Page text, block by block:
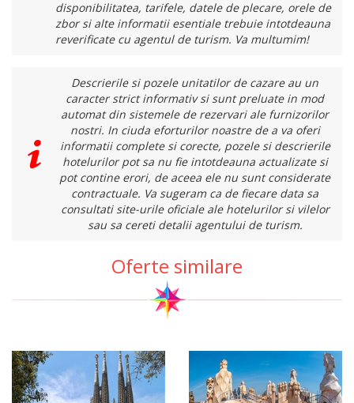
disponibilitatea, tarifele, datele de plecare, orele de
zbor si alte informatii esentiale trebuie intotdeauna
reverificate cu agentul de turism. Va multumim!
Descrierile si pozele unitatilor de cazare au un
caracter strict informativ si sunt preluate in mod
automat din sistemele de rezervari ale furnizorilor
nostri. In ciuda eforturilor noastre de a va oferi
informatii complete si corecte, pozele si descrierile
hotelurilor pot sa nu fie intotdeauna actualizate si
pot contine erori, de aceea ele nu sunt considerate
contractuale. Va sugeram ca de fiecare data sa
consultati site-urile oficiale ale hotelurilor si vilelor
sau sa cereti detalii agentului de turism.
Oferte similare